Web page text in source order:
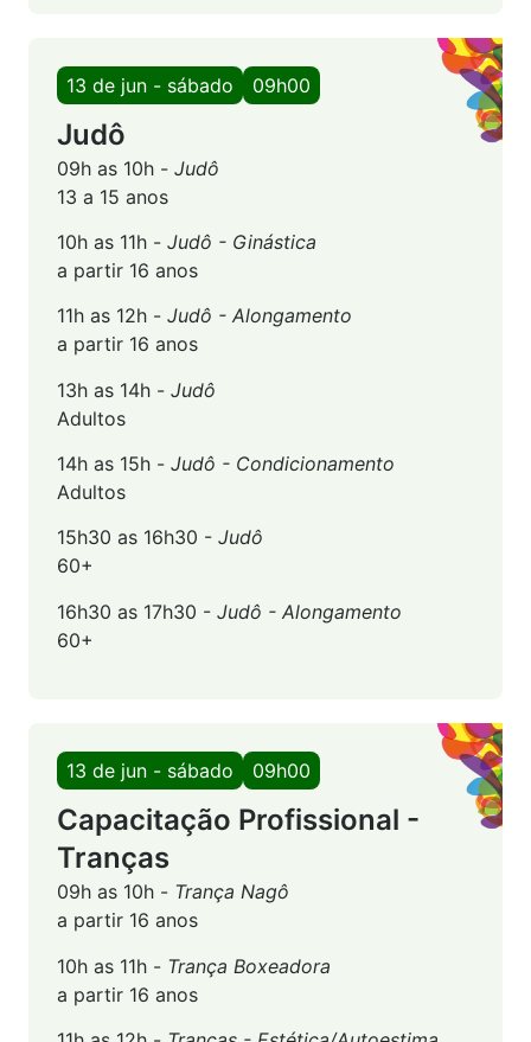
13 de jun - sábado 09h00
Judô
09h as 10h - Judô
13 a 15 anos
10h as 11h - Judô - Ginástica
a partir 16 anos
11h as 12h - Judô - Alongamento
a partir 16 anos
13h as 14h - Judô
Adultos
14h as 15h - Judô - Condicionamento
Adultos
15h30 as 16h30 - Judô
60+
16h30 as 17h30 - Judô - Alongamento
60+
13 de jun - sábado 09h00
Capacitação Profissional -
Tranças
09h as 10h - Trança Nagô
a partir 16 anos
10h as 11h - Trança Boxeadora
a partir 16 anos